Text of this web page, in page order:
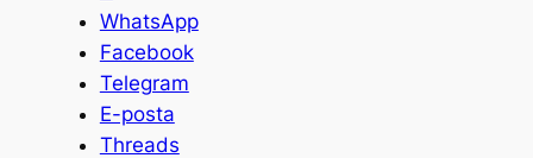
WhatsApp
Facebook
Telegram
E-posta
Threads